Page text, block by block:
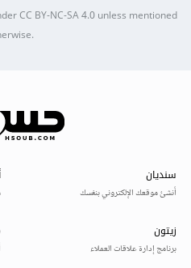
CC BY-NC-SA 4.0unless mentioned